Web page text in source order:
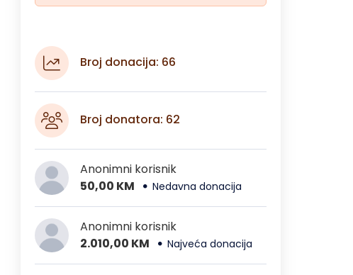
Broj donacija: 66
Broj donatora: 62
Anonimni korisnik
50,00 KM
Nedavna donacija
Anonimni korisnik
2.010,00 KM
Najveća donacija